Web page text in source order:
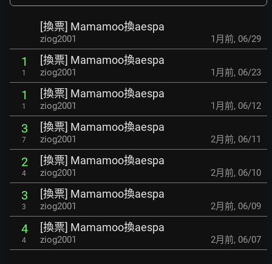
[換票] Mamamoo換aespa
ziog2001 1月前, 06/29
1
1
[換票] Mamamoo換aespa
ziog2001 1月前, 06/23
1
1
[換票] Mamamoo換aespa
ziog2001 1月前, 06/12
3
7
[換票] Mamamoo換aespa
ziog2001 2月前, 06/11
2
4
[換票] Mamamoo換aespa
ziog2001 2月前, 06/10
3
3
[換票] Mamamoo換aespa
ziog2001 2月前, 06/09
4
4
[換票] Mamamoo換aespa
ziog2001 2月前, 06/07